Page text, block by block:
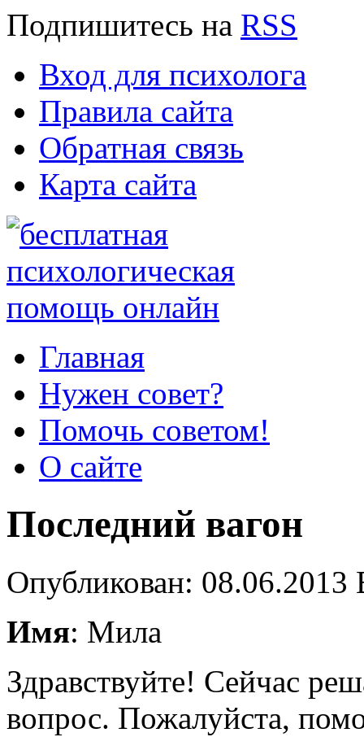
Подпишитесь на RSS
Вход для психолога
Правила сайта
Обратная связь
Карта сайта
Главная
Нужен совет?
Помочь советом!
О сайте
Последний вагон
Опубликован:
Имя: Мила
Здравствуйте! Сейчас
вопрос. Пожалуйста,